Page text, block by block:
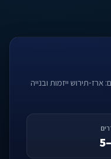
תירוש ייזמות ובנייה